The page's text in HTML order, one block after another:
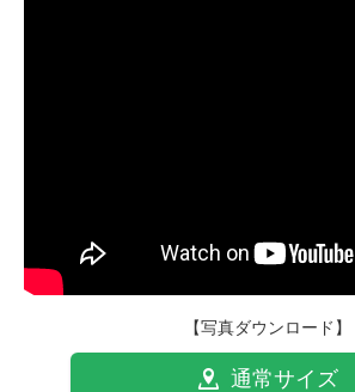
【写真ダウンロード】
通常サイズ